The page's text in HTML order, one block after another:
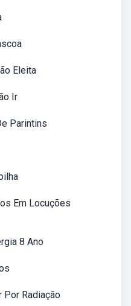
Eleita
Ir
Parintins
Em Locuções
8 Ano
Por Radiação